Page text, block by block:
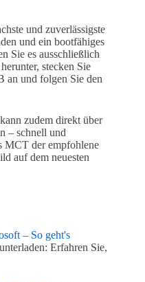
und zuverlässigste
und ein bootfähiges
Sie es ausschließlich
stecken Sie
an und folgen Sie den
zudem direkt über
– schnell und
MCT der empfohlene
auf dem neuesten
– So geht's
Erfahren Sie,